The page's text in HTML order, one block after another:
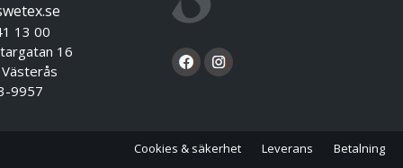
13 00
16
9957
Cookies & säkerhet Leverans Betalning